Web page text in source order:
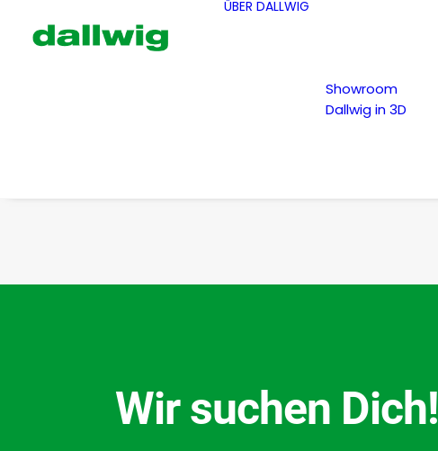
ÜBER DALLWIG
Showroom
Dallwig in 3D
Wir suchen Dich!